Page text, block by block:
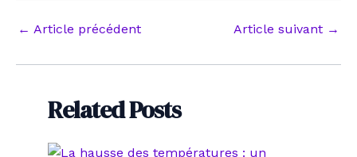
Navigation
articles
← Article précédent Article suivant →
Related Posts